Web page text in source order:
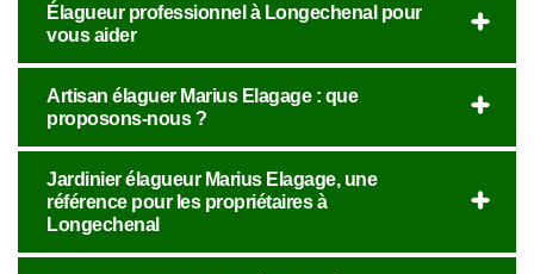
Élagueur professionnel à Longechenal pour
vous aider
Artisan élaguer Marius Elagage : que
proposons-nous ?
Jardinier élagueur Marius Elagage, une
référence pour les propriétaires à
Longechenal